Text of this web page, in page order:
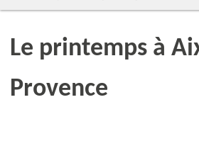
Le printemps à
Provence